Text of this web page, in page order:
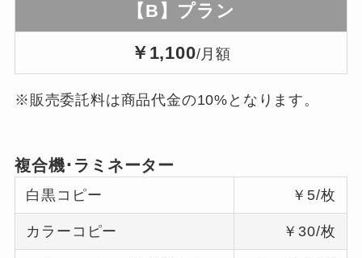
【B】プラン
￥1,100/月額
※販売委託料は商品代金の10%となります。
複合機･ラミネーター
白黒コピー ￥5/枚
カラーコピー ￥30/枚